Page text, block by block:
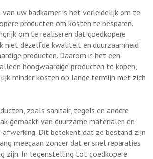
van uw badkamer is het verleidelijk om te
producten om kosten te besparen.
om te realiseren dat goedkopere
niet dezelfde kwaliteit en duurzaamheid
producten. Daarom is het een
hoogwaardige producten te kopen,
minder kosten op lange termijn met zich
zoals sanitair, tegels en andere
gemaakt van duurzame materialen en
afwerking. Dit betekent dat ze bestand zijn
meegaan zonder dat er snel reparaties
zijn. In tegenstelling tot goedkopere